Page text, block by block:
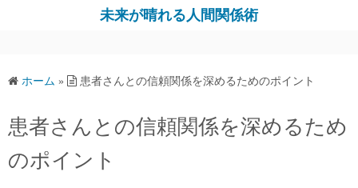
ス
キ
未来が晴れる人間関係術
ホーム » 患者さんとの信頼関係を深めるためのポイント
患者さんとの信頼関係を深めるため
のポイント